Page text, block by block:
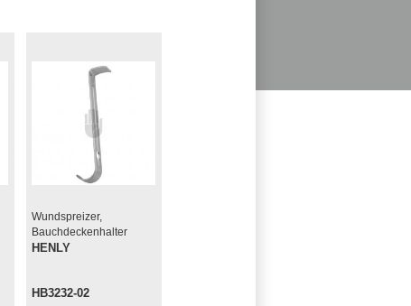
Wundspreizer,
Bauchdeckenhalter
HENLY
HB3232-02